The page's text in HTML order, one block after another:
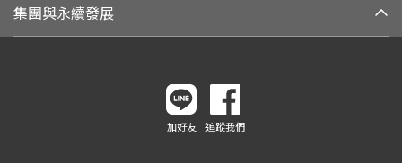
集團與永續發展
加好友 追蹤我們